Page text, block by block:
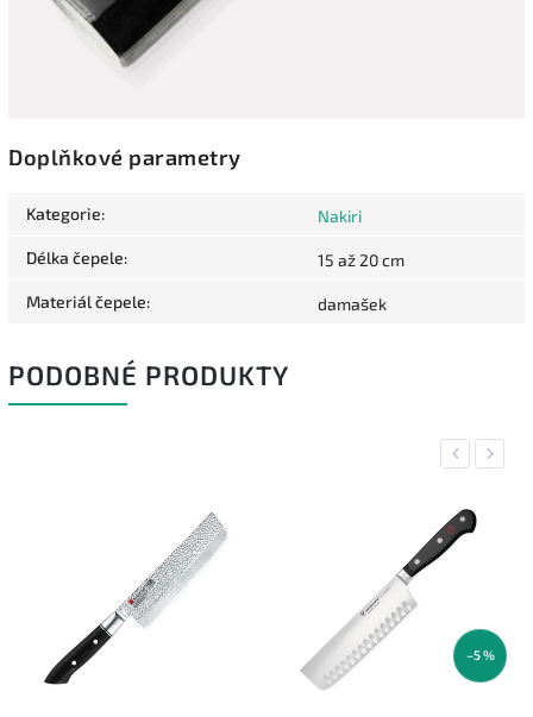
Doplňkové parametry
Kategorie: Nakiri
Délka čepele: 15 až 20 cm
Materiál čepele: damašek
PODOBNÉ PRODUKTY
Previous
–5 %
Next